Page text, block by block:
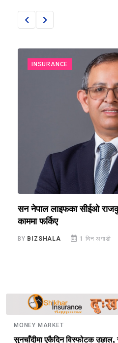
INSURANCE
सन नेपाल लाइफका सीईओ
काममा फर्किए
BY BIZSHALA 1 दिन अगाडी
MONEY MARKET
सुनचाँदीमा एकैदिन विस्फोटक